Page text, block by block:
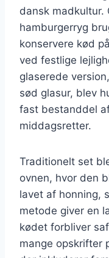
dansk madkultur.
hamburgerryg
konservere kød
ved festlige
glaserede
sød glasur, blev
fast bestanddel
middagsretter.
Traditionelt set
ovnen, hvor den
lavet af honning,
metode giver en
kødet forbliver
mange opskrifter